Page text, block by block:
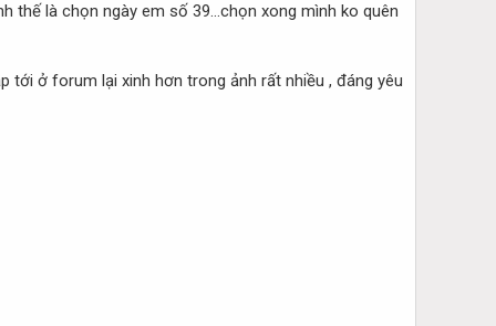
thế là chọn ngày em số 39...chọn xong mình ko quên
tới ở forum lại xinh hơn trong ảnh rất nhiều , đáng yêu